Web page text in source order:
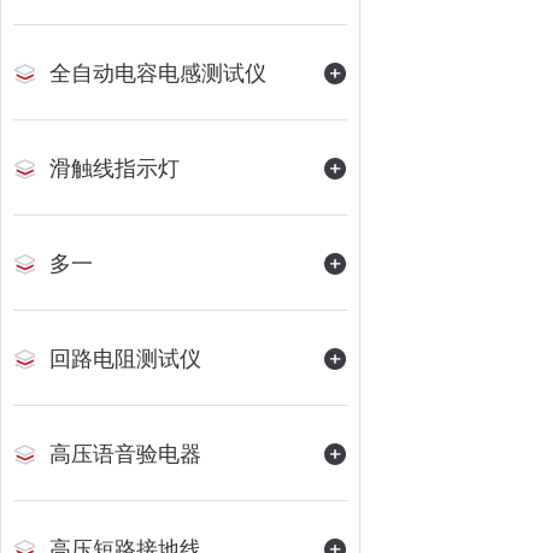
全自动电容电感测试仪
滑触线指示灯
多一
回路电阻测试仪
高压语音验电器